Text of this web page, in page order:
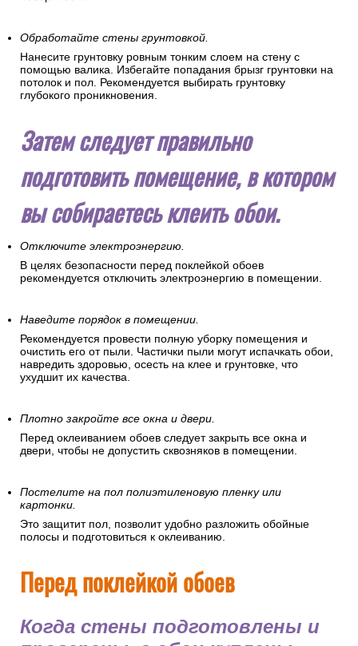
Обработайте стены грунтовкой.
Нанесите грунтовку ровным тонким слоем на стену с
помощью валика. Избегайте попадания брызг грунтовки на
потолок и пол. Рекомендуется выбирать грунтовку
глубокого проникновения.
Затем следует правильно
подготовить помещение, в котором
вы собираетесь клеить обои.
Отключите электроэнергию.
В целях безопасности перед поклейкой обоев
рекомендуется отключить электроэнергию в помещении.
Наведите порядок в помещении.
Рекомендуется провести полную уборку помещения и
очистить его от пыли. Частички пыли могут испачкать обои,
навредить здоровью, осесть на клее и грунтовке, что
ухудшит их качества.
Плотно закройте все окна и двери.
Перед оклеиванием обоев следует закрыть все окна и
двери, чтобы не допустить сквозняков в помещении.
Постелите на пол полиэтиленовую пленку или
картонки.
Это защитит пол, позволит удобно разложить обойные
полосы и подготовиться к оклеиванию.
Перед поклейкой обоев
Когда стены подготовлены и